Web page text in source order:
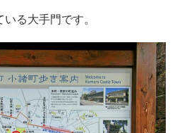
る大手門です。